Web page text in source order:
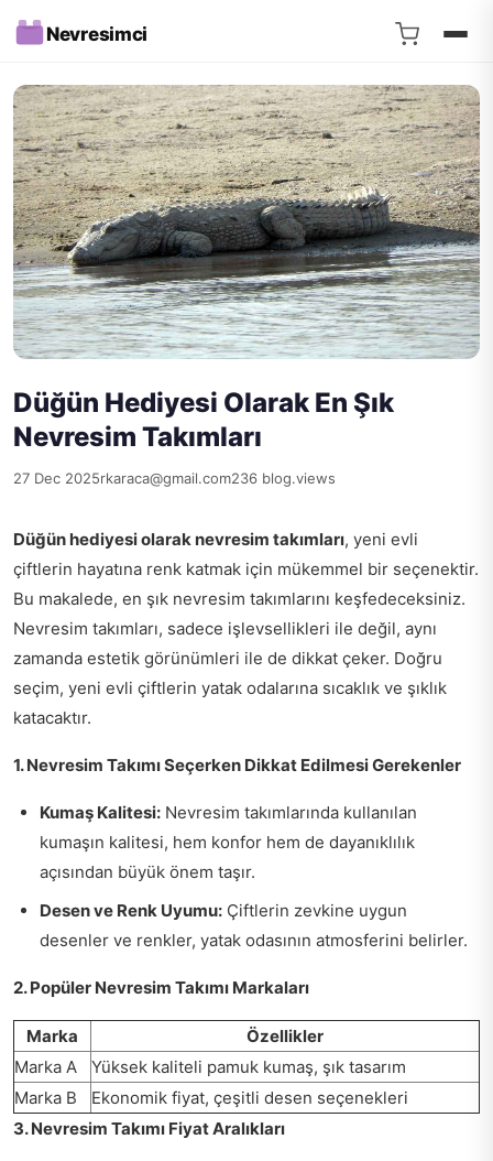
Nevresimci
Düğün Hediyesi Olarak En Şık
Nevresim Takımları
27 Dec 2025rkaraca@gmail.com236 blog.views
Düğün hediyesi olarak nevresim takımları, yeni evli
çiftlerin hayatına renk katmak için mükemmel bir seçenektir.
Bu makalede, en şık nevresim takımlarını keşfedeceksiniz.
Nevresim takımları, sadece işlevsellikleri ile değil, aynı
zamanda estetik görünümleri ile de dikkat çeker. Doğru
seçim, yeni evli çiftlerin yatak odalarına sıcaklık ve şıklık
katacaktır.
1. Nevresim Takımı Seçerken Dikkat Edilmesi Gerekenler
Kumaş Kalitesi: Nevresim takımlarında kullanılan
kumaşın kalitesi, hem konfor hem de dayanıklılık
açısından büyük önem taşır.
Desen ve Renk Uyumu: Çiftlerin zevkine uygun
desenler ve renkler, yatak odasının atmosferini belirler.
2. Popüler Nevresim Takımı Markaları
Marka
Özellikler
Marka A
Yüksek kaliteli pamuk kumaş, şık tasarım
Marka B
Ekonomik fiyat, çeşitli desen seçenekleri
3. Nevresim Takımı Fiyat Aralıkları